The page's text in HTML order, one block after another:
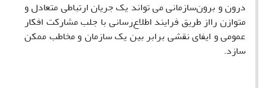
درون و برون‌سازمانی می تواند یک جریان ارتباطی متعادل و
متوازن رااز طریق فرایند اطلاع‌رسانی با جلب مشارکت افکار
عمومی و ایفای نقشی برابر بین یک سازمان و مخاطب ممکن
سازد.